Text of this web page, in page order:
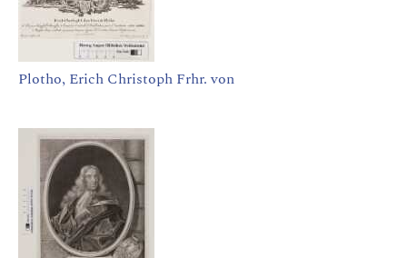
Plotho, Erich Christoph Frhr. von